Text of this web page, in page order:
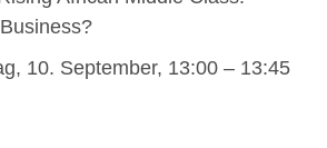
10. September, 13:00 – 13:45